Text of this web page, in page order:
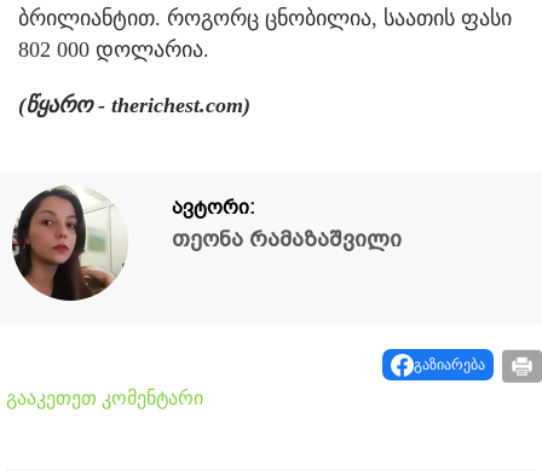
ბრილიანტით. როგორც ცნობილია, საათის ფასი
802 000 დოლარია.
(წყარო - therichest.com)
ავტორი:
თეონა რამაზაშვილი
გაზიარება
გააკეთეთ კომენტარი